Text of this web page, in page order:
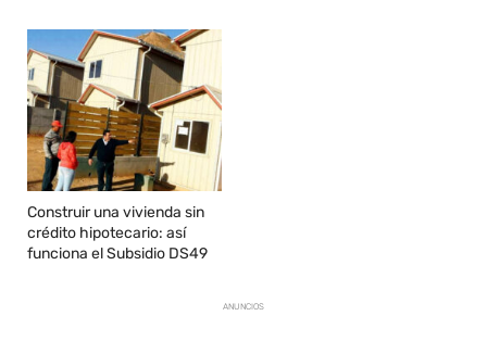
Construir una vivienda sin
crédito hipotecario: así
funciona el Subsidio DS49
ANUNCIOS